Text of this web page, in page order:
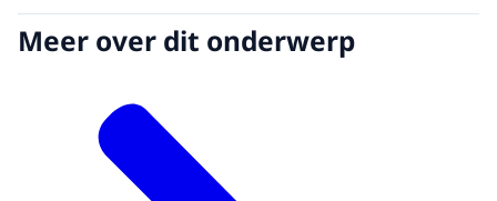
Meer over dit onderwerp